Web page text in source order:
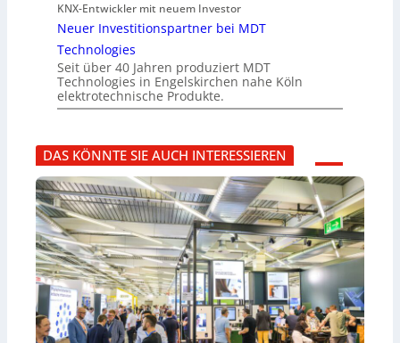
KNX-Entwickler mit neuem Investor
Neuer Investitionspartner bei MDT
Technologies
Seit über 40 Jahren produziert MDT
Technologies in Engelskirchen nahe Köln
elektrotechnische Produkte.
DAS KÖNNTE SIE AUCH INTERESSIEREN